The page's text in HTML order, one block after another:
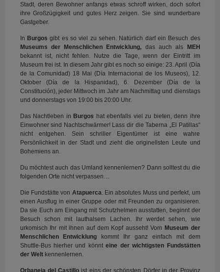
Stadt, deren Bewohner anfangs etwas schroff wirken, doch sofort
ihre Großzügigkeit und gutes Herz zeigen. Sie sind wunderbare
Gastgeber.
In Burgos gibt es so viel zu sehen. Natürlich darf ein Besuch des
Museums der Menschlichen Entwicklung, das auch als
MEH
bekannt ist, nicht fehlen. Nutze die Tage, wenn der Eintritt im
Museum frei ist. In diesem Jahr gibt es noch so einige: 23. April (Día
de la Comunidad) 18 Mai (Día Internacional de los Museos), 12.
Oktober (Día de la Hispanidad), 6. Dezember (Día de la
Constitución), jeder Mittwoch im Jahr am Nachmittag und dienstags
und donnerstags von 19:00 bis 20:00 Uhr.
Das Nachtleben in Burgos hat ebenfalls viel zu bieten, denn ihre
Einwohner sind Nachtschwärmer! Lass dir die Taberna „El Patillas“
nicht entgehen. Sein schriller Eigentümer ist eine wahre
Persönlichkeit in der Stadt und zieht die originellsten Leute und
Bohemiens an.
Du möchtest auch das Umland kennenlernen? Dann solltest du die
folgenden Orte nicht verpassen…
Die Fundstätte von Atapuerca . Ein absolutes Muss und perfekt, um
einen Ausflug in einer Gruppe oder mit Freunden zu organisieren.
Da sie Euch am Eingang mit Schutzhelmen ausstatten, beginnt der
Besuch schon mit lauthalsem Lachen. Ihr werdet sehen, wie
urkomisch Ihr mit ihnen auf dem Kopf ausseht! Vom Museum der
Menschlichen Entwicklung kommt Ihr ganz einfach mit dem
Shuttle-Bus hierher und könnteine der wichtigsten Fundstätten
der Welt kennenlernen.
Orbaneja del Castillo ist eins der schönsten Dörfer in der Provinz